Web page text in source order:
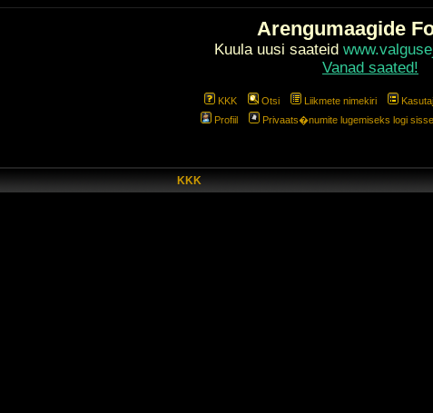
Arengumaagide
Kuula uusi saateid
Vanad saated!
KKK Otsi Liikmete nimekiri
Profiil
Privaats�numite lugemiseks logi sisse
KKK